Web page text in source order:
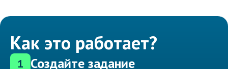
Как это работает?
1 Создайте задание